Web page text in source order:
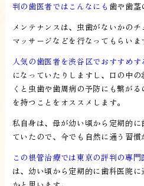
判の歯医者ではこんなにも 歯や歯茎
メンテナンスは、虫歯がないかの
マッサージなどを行なってもらいま
人気の歯医者を渋谷区でおすすめす
になっていたりしますし、口の中
くと虫歯や歯周病の予防にも繋が
を持つことをオススメします。
私自身は、母が幼い頃から定期的
ていたので、今でも自然に通う習慣
この根管治療では東京の評判の専門
は、幼い頃から定期的に歯科医院